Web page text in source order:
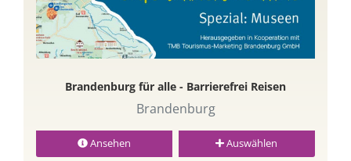
Brandenburg für alle - Barrierefrei Reisen
Brandenburg
Ansehen Auswählen